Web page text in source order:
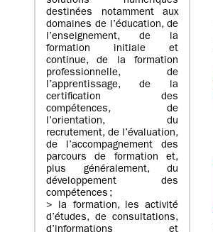
destinées notamment aux
domaines de l’éducation, de
l’enseignement, de la
formation initiale et
continue, de la formation
professionnelle, de
l’apprentissage, de la
certification des
compétences, de
l’orientation, du
recrutement, de l’évaluation,
de l’accompagnement des
parcours de formation et,
plus généralement, du
développement des
compétences ;
> la formation, les activité
d’études, de consultations,